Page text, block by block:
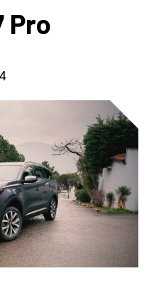
Pro